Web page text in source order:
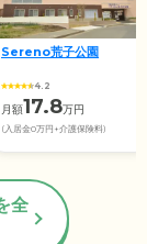
Sereno荒子公園
4.2
月額17.8万円
(入居金0万円+介護保険料)
全